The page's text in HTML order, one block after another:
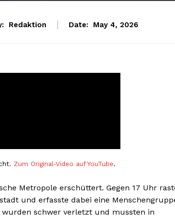
Redaktion Date: May 4, 2026
Zum Original-Video auf YouTube.
Metropole erschüttert. Gegen 17 Uhr
und erfasste dabei eine
schwer verletzt und mussten in